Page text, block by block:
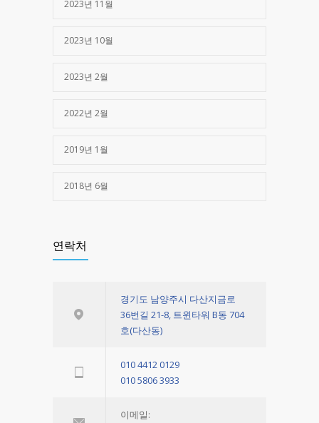
2023년 11월
2023년 10월
2023년 2월
2022년 2월
2019년 1월
2018년 6월
연락처
경기도 남양주시 다산지금로
36번길 21-8, 트윈타워 B동 704
호(다산동)
010 4412 0129
010 5806 3933
이메일: